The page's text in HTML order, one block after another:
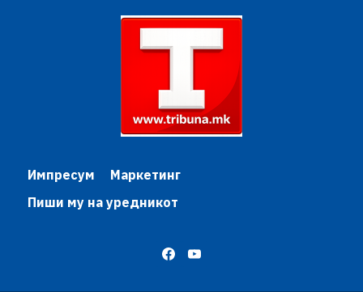
Импресум
Маркетинг
Пиши му на уредникот